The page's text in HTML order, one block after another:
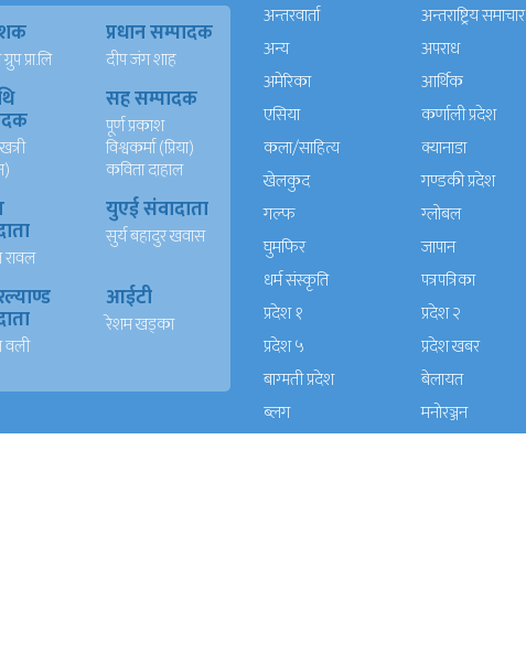
प्रा.लि
प्रधान सम्पादक
दीप जंग शाह
सह सम्पादक
पूर्ण प्रकाश
विश्वकर्मा (प्रिया)
कविता दाहाल
युएई संवादाता
सुर्य बहादुर खवास
आईटी
रेशम खड्का
अन्तरवार्ता
अन्तराष्ट्रिय समाचार
अन्य
अपराध
अमेरिका
आर्थिक
एसिया
कर्णाली प्रदेश
कला/साहित्य
क्यानाडा
खेलकुद
गण्डकी प्रदेश
गल्फ
ग्लोबल
घुमफिर
जापान
धर्म संस्कृति
पत्रपत्रिका
प्रदेश १
प्रदेश २
प्रदेश ५
प्रदेश खबर
बाग्मती प्रदेश
बेलायत
ब्लग
मनाेरञ्जन